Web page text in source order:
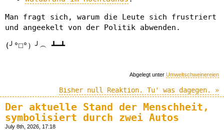
Man fragt sich, warum die Leute sich frustriert
und angeekelt von der Politik abwenden.
(╯°□°）╯︵ ┻━┻
Abgelegt unter Umweltschweinereien
Bisher null Reaktion. Tu' was dagegen. »
Der aktuelle Stand der Menschheit,
symbolisiert durch zwei Autos
July 8th, 2026, 17:18